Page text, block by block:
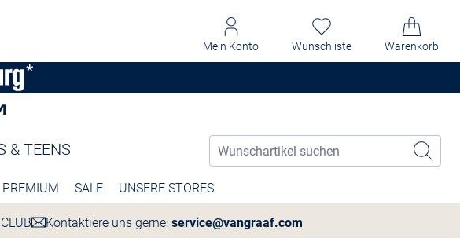
Mein Konto Wunschliste Warenkorb
& TEENS
PREMIUM SALE UNSERE STORES
Kontaktiere uns gerne: service@vangraaf.com